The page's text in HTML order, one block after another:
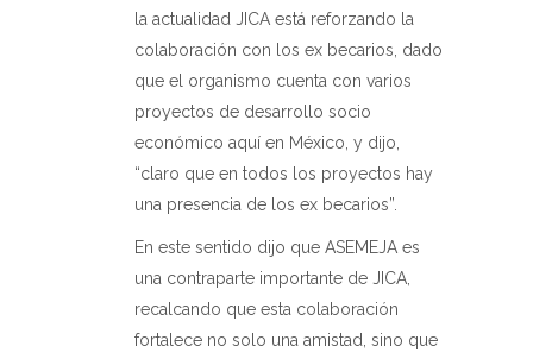
la actualidad JICA está reforzando la
colaboración con los ex becarios, dado
que el organismo cuenta con varios
proyectos de desarrollo socio
económico aquí en México, y dijo,
“claro que en todos los proyectos hay
una presencia de los ex becarios”.
En este sentido dijo que ASEMEJA es
una contraparte importante de JICA,
recalcando que esta colaboración
fortalece no solo una amistad, sino que